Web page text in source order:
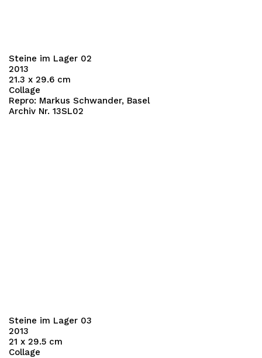
Steine im Lager 02
2013
21.3 x 29.6 cm
Collage
Repro: Markus Schwander, Basel
Archiv Nr. 13SL02
Steine im Lager 03
2013
21 x 29.5 cm
Collage